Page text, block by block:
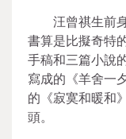
汪曾祺生前
書算是比擬奇特
手稿和三篇小說
寫成的《羊舍一
的《寂寞和暖和
頭。